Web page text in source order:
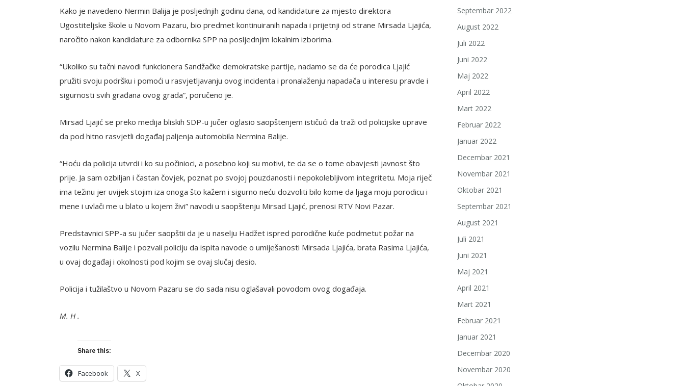
Kako je navedeno Nermin Balija je posljednjih godinu dana, od kandidature za mjesto direktora
Ugostiteljske škole u Novom Pazaru, bio predmet kontinuiranih napada i prijetnji od strane Mirsada Ljajića,
naročito nakon kandidature za odbornika SPP na posljednjim lokalnim izborima.
“Ukoliko su tačni navodi funkcionera Sandžačke demokratske partije, nadamo se da će porodica Ljajić
pružiti svoju podršku i pomoći u rasvjetljavanju ovog incidenta i pronalaženju napadača u interesu pravde i
sigurnosti svih građana ovog grada”, poručeno je.
Mirsad Ljajić se preko medija bliskih SDP-u jučer oglasio saopštenjem ističući da traži od policijske uprave
da pod hitno rasvjetli događaj paljenja automobila Nermina Balije.
“Hoću da policija utvrdi i ko su počinioci, a posebno koji su motivi, te da se o tome obavjesti javnost što
prije. Ja sam ozbiljan i častan čovjek, poznat po svojoj pouzdanosti i nepokolebljivom integritetu. Moja riječ
ima težinu jer uvijek stojim iza onoga što kažem i sigurno neću dozvoliti bilo kome da ljaga moju porodicu i
mene i uvlači me u blato u kojem živi” navodi u saopštenju Mirsad Ljajić, prenosi RTV Novi Pazar.
Predstavnici SPP-a su jučer saopštii da je u naselju Hadžet ispred porodične kuće podmetut požar na
vozilu Nermina Balije i pozvali policiju da ispita navode o umiješanosti Mirsada Ljajića, brata Rasima Ljajića,
u ovaj događaj i okolnosti pod kojim se ovaj slučaj desio.
Policija i tužilaštvo u Novom Pazaru se do sada nisu oglašavali povodom ovog događaja.
M. H .
Share this:
Facebook X
Septembar 2022
August 2022
Juli 2022
Juni 2022
Maj 2022
April 2022
Mart 2022
Februar 2022
Januar 2022
Decembar 2021
Novembar 2021
Oktobar 2021
Septembar 2021
August 2021
Juli 2021
Juni 2021
Maj 2021
April 2021
Mart 2021
Februar 2021
Januar 2021
Decembar 2020
Novembar 2020